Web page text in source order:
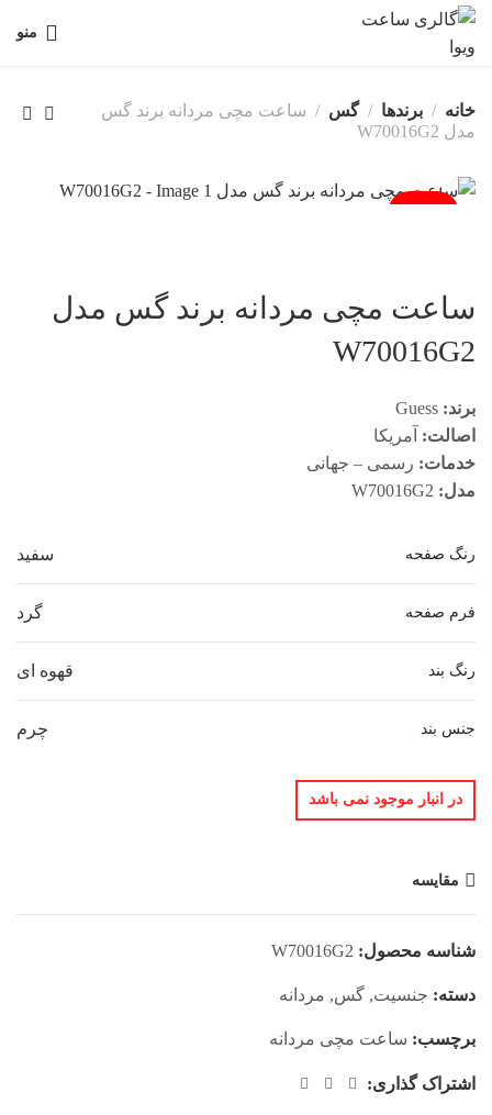
منو
خانه برندها گس
ساعت مچی مردانه برند گس
مدل W70016G2
ساعت مچی مردانه برند گس مدل
W70016G2
برند: Guess
اصالت: آمریکا
خدمات: رسمی – جهانی
مدل:
رنگ صفحه سفید
فرم صفحه گرد
رنگ بند قهوه ای
جنس بند چرم
در انبار موجود نمی باشد
مقایسه
شناسه محصول: W70016G2
دسته: جنسیت, گس, مردانه
برچسب: ساعت مچی مردانه
اشتراک گذاری: